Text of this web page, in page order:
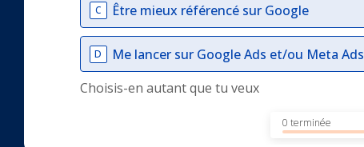
C Être mieux référencé sur Google
D
Me lancer sur Google Ads et/ou Meta Ads
Choisis-en autant que tu veux
0 terminée